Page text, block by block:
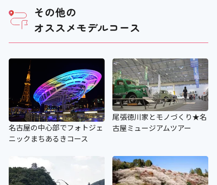
その他の
オススメモデルコース
名古屋の中心部でフォトジェ
ニックまちあるきコース
尾張徳川家とモノづくり★名
古屋ミュージアムツアー